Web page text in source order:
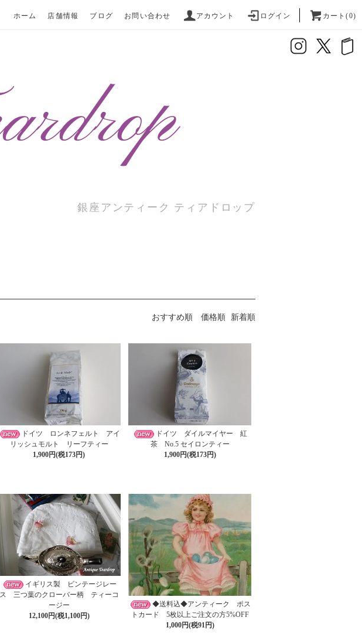
ホーム 店舗情報 ブログ お問い合わせ アカウント ログイン カート(0)
銀座アンティーク ティアドロップ
おすすめ順 価格順 新着順
ドイツ ロンネフェルト アイ
リッシュモルト リーフティー
1,900円(税173円)
ドイツ ダイルマイヤー 紅
茶 No.5 セイロンティー
1,900円(税173円)
イギリス製 ビンテージレー
ス 三つ葉のクローバー柄 ティーコ
ージー
12,100円(税1,100円)
◆送料込◆アンティーク ポス
トカード 5枚以上ご注文の方5%OFF
1,000円(税91円)